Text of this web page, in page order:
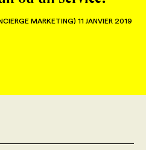
MARKETING) 11 JANVIER 2019